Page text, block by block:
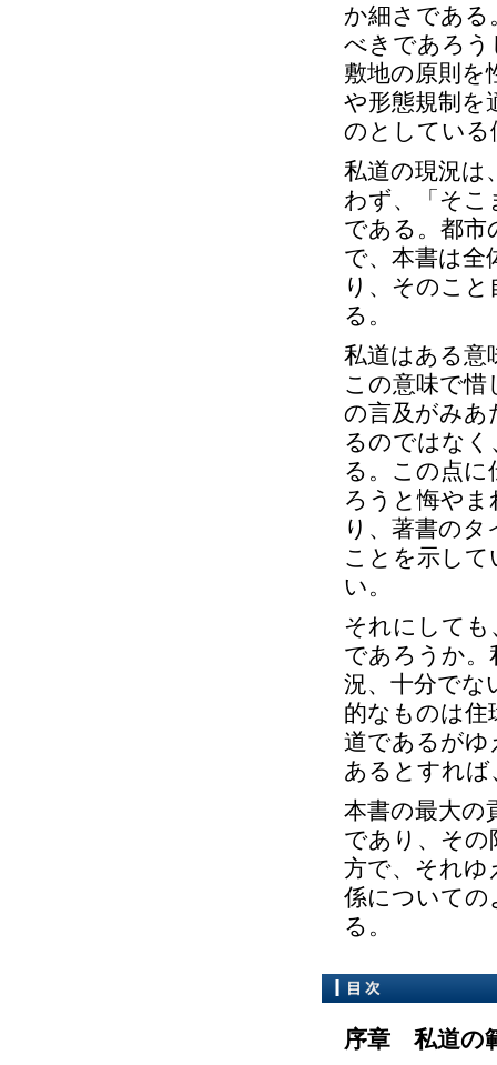
か細さである
べきであろう
敷地の原則を
や形態規制を
のとしている
私道の現況は
わず、「そ
である。都市
で、本書は全
り、そのこ
る。
私道はある意
この意味で惜
の言及がみあ
るのではな
る。この点
ろうと悔や
り、著書の
ことを示し
い。
それにしても
であろうか。
況、十分でな
的なものは住
道であるがゆ
あるとすれば
本書の最大の
であり、そ
方で、それゆ
係についての
る。
序章 私道の